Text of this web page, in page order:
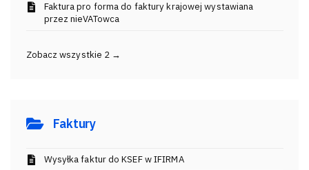
Faktura pro forma do faktury krajowej wystawiana
przez nieVATowca
Zobacz wszystkie 2 →
Faktury
Wysyłka faktur do KSEF w IFIRMA